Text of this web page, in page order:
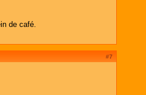
de café.
#7